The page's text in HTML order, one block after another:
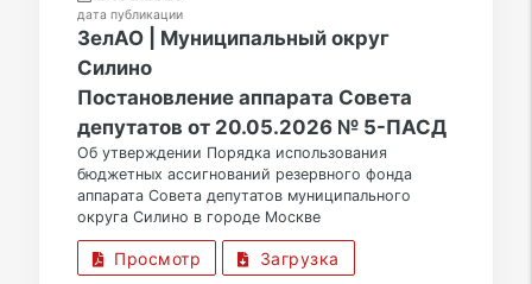
дата публикации
ЗелАО | Муниципальный округ
Силино
Постановление аппарата Совета
депутатов от 20.05.2026 № 5-ПАСД
Об утверждении Порядка использования
бюджетных ассигнований резервного фонда
аппарата Совета депутатов муниципального
округа Силино в городе Москве
Просмотр Загрузка